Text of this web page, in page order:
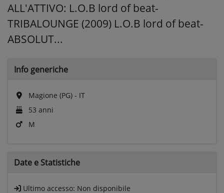
ALL'ATTIVO: L.O.B lord of beat-
TRIBALOUNGE (2009) L.O.B lord of beat-
ABSOLUT...
Info generiche
Magione (PG) - IT
53 anni
M
Date e Statistiche
Ultimo accesso: Non disponibile